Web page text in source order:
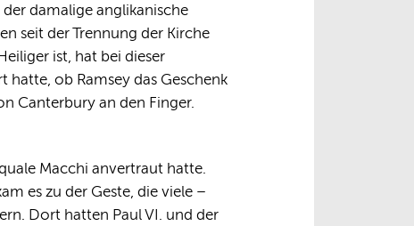
damalige anglikanische
seit der Trennung der Kirche
ist, hat bei dieser
ob Ramsey das Geschenk
Canterbury an den Finger.
Macchi anvertraut hatte.
es zu der Geste, die viele –
Dort hatten Paul VI. und der